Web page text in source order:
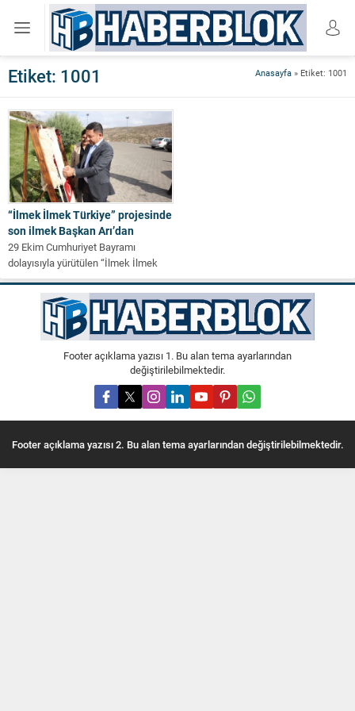
Anasayfa » Etiket: 1001
Etiket: 1001
“İlmek İlmek Türkiye” projesinde
son ilmek Başkan Arı’dan
29 Ekim Cumhuriyet Bayramı
dolayısıyla yürütülen “İlmek İlmek
Türkiye” projesi kapsamında, 1001
ilmekten oluşan Şanlı...
Footer açıklama yazısı 1. Bu alan tema ayarlarından
değiştirilebilmektedir.
Footer açıklama yazısı 2. Bu alan tema ayarlarından değiştirilebilmektedir.